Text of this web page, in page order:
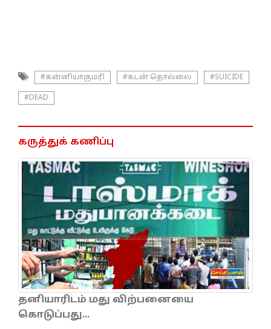
#கன்னியாகுமரி #கடன் தொல்லை #SUICIDE
#DEAD
கருத்துக் கணிப்பு
தனியாரிடம் மது விற்பனையை
கொடுப்பது...